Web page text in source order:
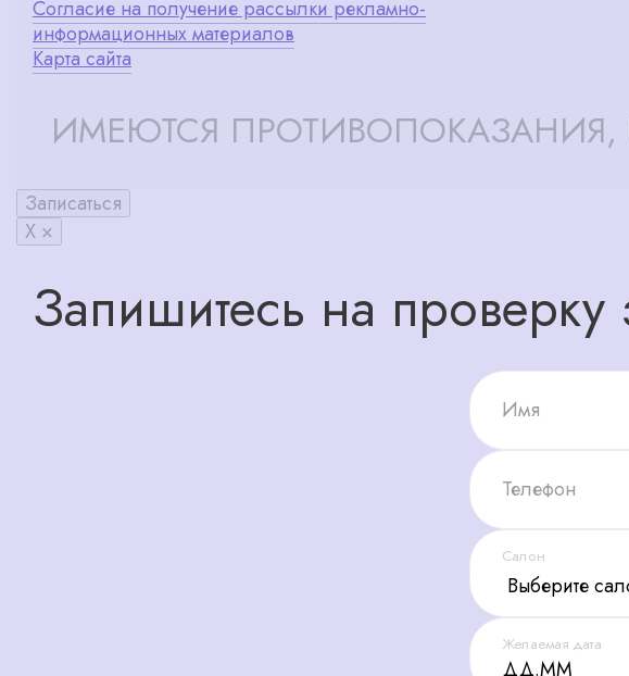
Согласие на получение рассылки рекламно-
информационных материалов
Карта сайта
ИМЕЮТСЯ
Записаться
X ×
Запишитесь на проверку
Имя
Телефон
Салон
Желаемая дата